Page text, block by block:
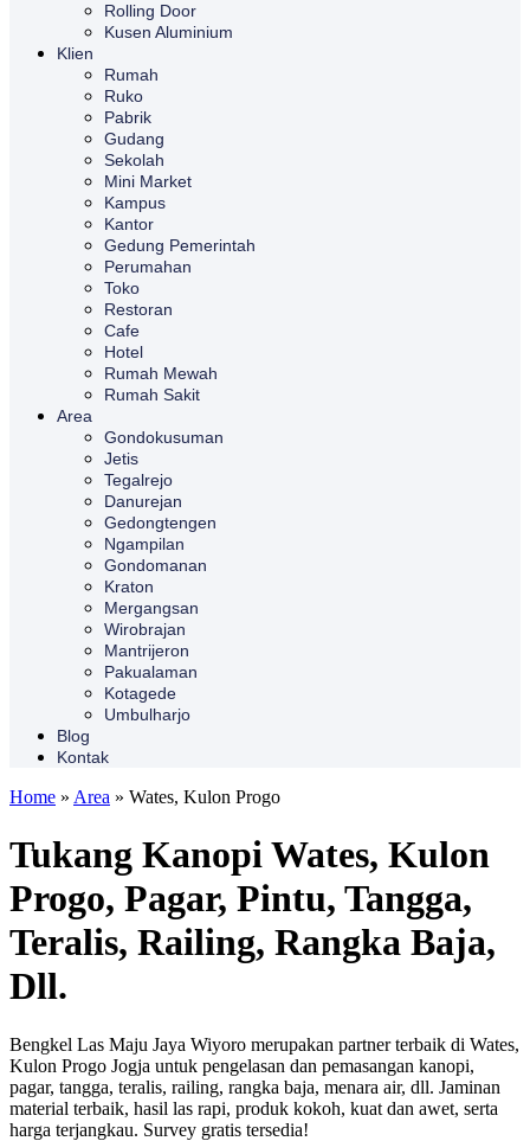
Rolling Door
Kusen Aluminium
Klien
Rumah
Ruko
Pabrik
Gudang
Sekolah
Mini Market
Kampus
Kantor
Gedung Pemerintah
Perumahan
Toko
Restoran
Cafe
Hotel
Rumah Mewah
Rumah Sakit
Area
Gondokusuman
Jetis
Tegalrejo
Danurejan
Gedongtengen
Ngampilan
Gondomanan
Kraton
Mergangsan
Wirobrajan
Mantrijeron
Pakualaman
Kotagede
Umbulharjo
Blog
Kontak
Home » Area » Wates, Kulon Progo
Tukang Kanopi Wates, Kulon
Progo, Pagar, Pintu, Tangga,
Teralis, Railing, Rangka Baja,
Dll.
Bengkel Las Maju Jaya Wiyoro merupakan partner terbaik di Wates,
Kulon Progo Jogja untuk pengelasan dan pemasangan kanopi,
pagar, tangga, teralis, railing, rangka baja, menara air, dll. Jaminan
material terbaik, hasil las rapi, produk kokoh, kuat dan awet, serta
harga terjangkau. Survey gratis tersedia!